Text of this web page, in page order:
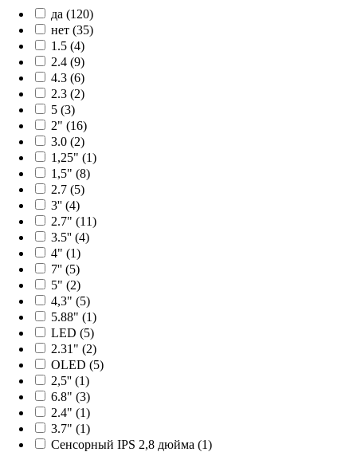
да (120)
нет (35)
1.5 (4)
2.4 (9)
4.3 (6)
2.3 (2)
5 (3)
2" (16)
3.0 (2)
1,25" (1)
1,5" (8)
2.7 (5)
3'' (4)
2.7" (11)
3.5'' (4)
4" (1)
7'' (5)
5" (2)
4,3" (5)
5.88" (1)
LED (5)
2.31" (2)
OLED (5)
2,5'' (1)
6.8" (3)
2.4" (1)
3.7" (1)
Сенсорный IPS 2,8 дюйма (1)